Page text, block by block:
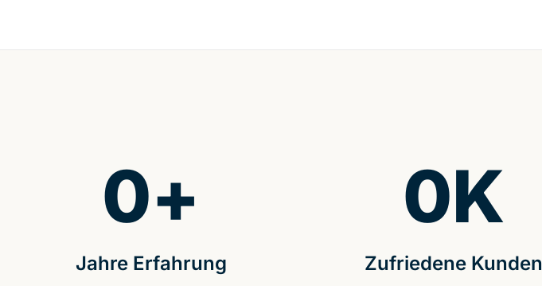
Jahre Erfahrung
0+
Zufriedene Kunden
0K